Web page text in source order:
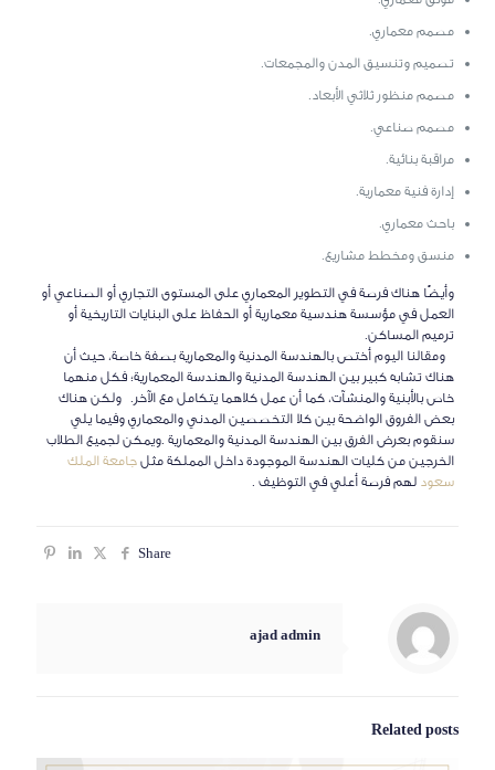
مصمم معماري.
تصميم وتنسيق المدن والمجمعات.
مصمم منظور ثلاثي الأبعاد.
مصمم صناعي.
مراقبة بنائية.
إدارة فنية معمارية.
باحث معماري.
منسق ومخطط مشاريع.
وأيضًا هناك فرصة في التطوير المعماري على المستوى التجاري أو الصناعي أو
العمل في مؤسسة هندسية معمارية أو الحفاظ على البنايات التاريخية أو
ترميم المساكن.
ومقالنا اليوم أختص بالهندسة المدنية والمعمارية بصفة خاصة، حيث أن
هناك تشابه كبير بين الهندسة المدنية والهندسة المعمارية؛ فكل منهما
خاص بالأبنية والمنشآت، كما أن عمل كلاهما يتكامل مع الآخر. ولكن هناك
بعض الفروق الواضحة بين كلا التخصصين المدني والمعماري وفيما يلي
سنقوم بعرض الفرق بين الهندسة المدنية والمعمارية .ويمكن لجميع الطلاب
الخرجين من كليات الهندسة الموجودة داخل المملكة مثل جامعة الملك
سعود لهم فرصة أعلي في التوظيف .
Share
ajad admin
Related posts